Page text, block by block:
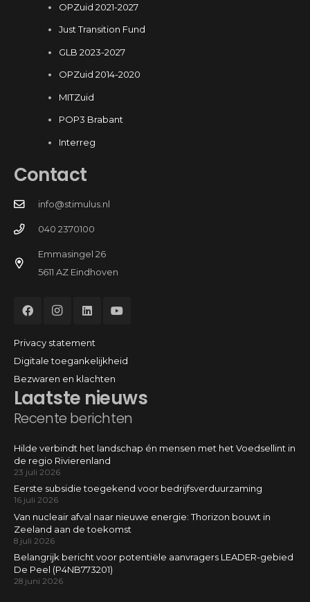
OPZuid 2021-2027
Just Transition Fund
GLB 2023-2027
OPZuid 2014-2020
MITZuid
POP3 Brabant
Interreg
Laatste nieuws
Recente berichten
Hilde verbindt het landschap én mensen met het Voedsellint in
de regio Rivierenland
23 juli 2026
Eerste subsidie toegekend voor bedrijfsverduurzaming
16 juli 2026
Van nucleair afval naar nieuwe energie: Thorizon bouwt in
Zeeland aan de toekomst
8 juli 2026
Belangrijk bericht voor potentiële aanvragers LEADER-gebied
De Peel (P4NB773201)
28 juni 2026
Contact
info@stimulus.nl
040 2370100
Emmasingel 26
5611 AZ Eindhoven
Privacy statement
Digitale toegankelijkheid
Bezwaren en klachten